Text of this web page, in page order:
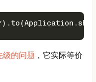
Application
级的问题 ，它实际等价